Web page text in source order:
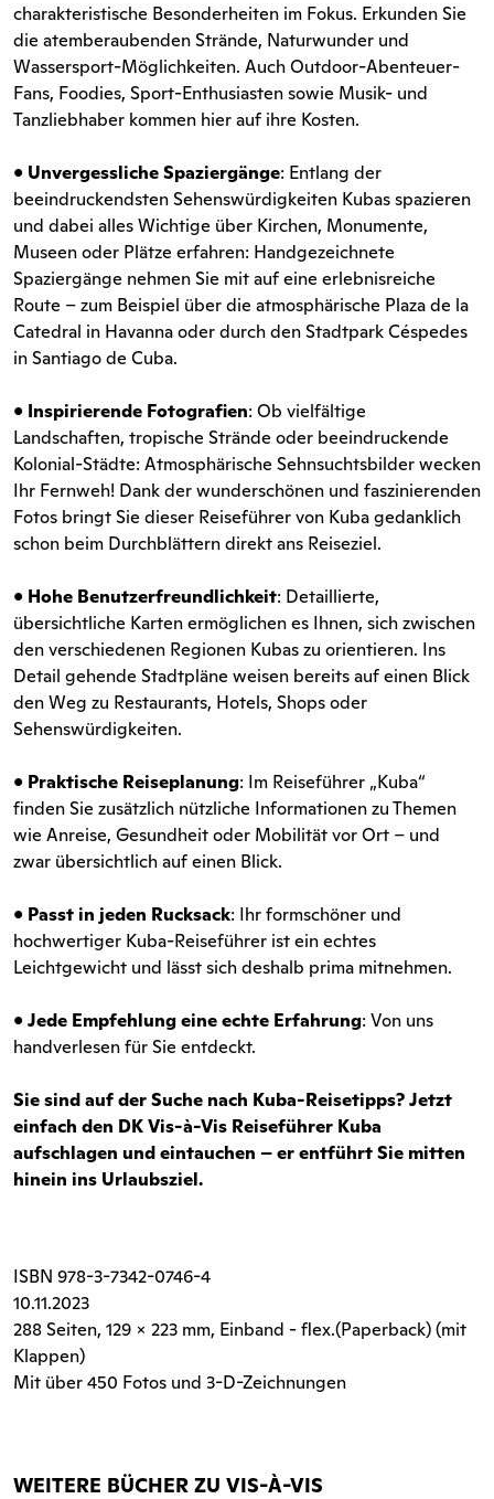
charakteristische Besonderheiten im Fokus. Erkunden Sie
die atemberaubenden Strände, Naturwunder und
Wassersport-Möglichkeiten. Auch Outdoor-Abenteuer-
Fans, Foodies, Sport-Enthusiasten sowie Musik- und
Tanzliebhaber kommen hier auf ihre Kosten.
• Unvergessliche Spaziergänge: Entlang der
beeindruckendsten Sehenswürdigkeiten Kubas spazieren
und dabei alles Wichtige über Kirchen, Monumente,
Museen oder Plätze erfahren: Handgezeichnete
Spaziergänge nehmen Sie mit auf eine erlebnisreiche
Route – zum Beispiel über die atmosphärische Plaza de la
Catedral in Havanna oder durch den Stadtpark Céspedes
in Santiago de Cuba.
• Inspirierende Fotografien: Ob vielfältige
Landschaften, tropische Strände oder beeindruckende
Kolonial-Städte: Atmosphärische Sehnsuchtsbilder wecken
Ihr Fernweh! Dank der wunderschönen und faszinierenden
Fotos bringt Sie dieser Reiseführer von Kuba gedanklich
schon beim Durchblättern direkt ans Reiseziel.
• Hohe Benutzerfreundlichkeit: Detaillierte,
übersichtliche Karten ermöglichen es Ihnen, sich zwischen
den verschiedenen Regionen Kubas zu orientieren. Ins
Detail gehende Stadtpläne weisen bereits auf einen Blick
den Weg zu Restaurants, Hotels, Shops oder
Sehenswürdigkeiten.
• Praktische Reiseplanung: Im Reiseführer „Kuba“
finden Sie zusätzlich nützliche Informationen zu Themen
wie Anreise, Gesundheit oder Mobilität vor Ort – und
zwar übersichtlich auf einen Blick.
• Passt in jeden Rucksack: Ihr formschöner und
hochwertiger Kuba-Reiseführer ist ein echtes
Leichtgewicht und lässt sich deshalb prima mitnehmen.
•Jede Empfehlung eine echte Erfahrung: Von uns
handverlesen für Sie entdeckt.
Sie sind auf der Suche nach Kuba-Reisetipps? Jetzt
einfach den DK Vis-à-Vis Reiseführer Kuba
aufschlagen und eintauchen – er entführt Sie mitten
hinein ins Urlaubsziel.
ISBN 978-3-7342-0746-4
10.11.2023
288 Seiten, 129 x 223 mm, Einband - flex.(Paperback) (mit
Klappen)
Mit über 450 Fotos und 3-D-Zeichnungen
WEITERE BÜCHER ZU VIS-À-VIS